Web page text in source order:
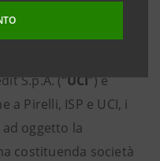
S.p.A. (“UCI”) e
a Pirelli, ISP e UCI, i
ad oggetto la
costituenda società